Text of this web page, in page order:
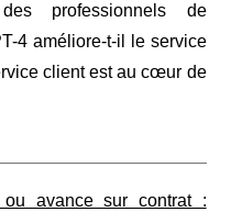
professionnels de
4 améliore-t-il le service
client est au cœur de
ou avance sur contrat :